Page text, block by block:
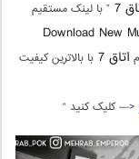
7 ” با لینک مستقیم
Download New
اتاق 7
با بالاترین کیفیت
<— کلیک کنید “